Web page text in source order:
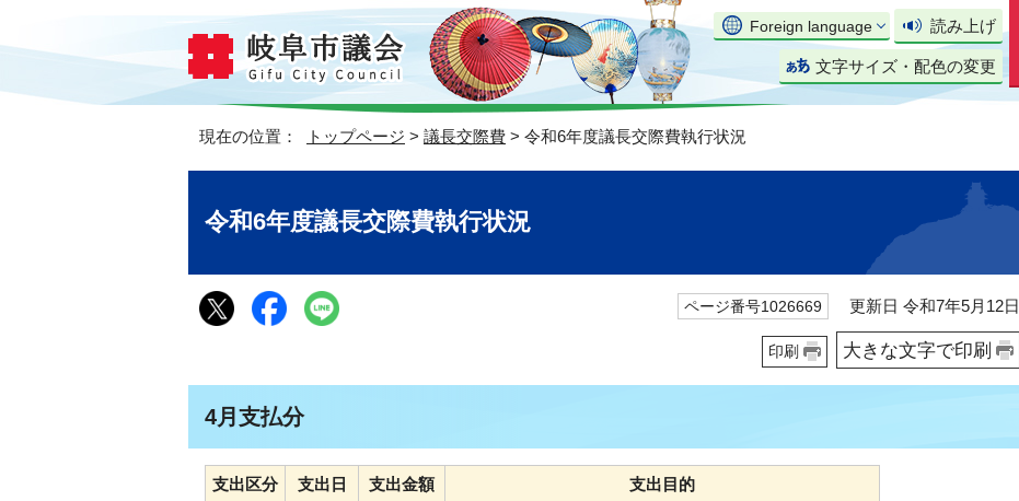
Foreign language 読み上げ
文字サイズ・配色の変更
現在の位置： トップページ > 議長交際費 > 令和6年度議長交際費執行状況
令和6年度議長交際費執行状況
ページ番号1026669 更新日 令和7年5月12日
印刷 大きな文字で印刷
4月支払分
支出区分 支出日 支出金額
支出目的